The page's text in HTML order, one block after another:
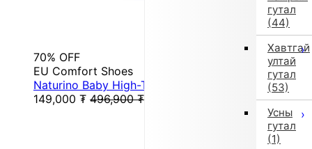
гутал
(44)
Хавтгай
ултай
гутал
(53)
Усны
гутал
(1)
70% OFF
EU Comfort Shoes
Naturino Baby High-Top Sneakers (Gray)
149,000 ₮ 496,900 ₮